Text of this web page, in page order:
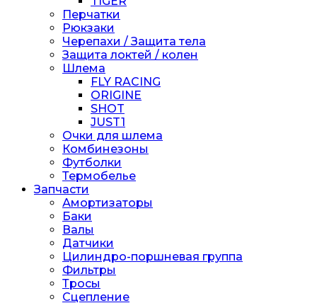
Перчатки
Рюкзаки
Черепахи / Защита тела
Защита локтей / колен
Шлема
FLY RACING
ORIGINE
SHOT
JUST1
Очки для шлема
Комбинезоны
Футболки
Термобелье
Запчасти
Амортизаторы
Баки
Валы
Датчики
Цилиндро-поршневая группа
Фильтры
Тросы
Сцепление